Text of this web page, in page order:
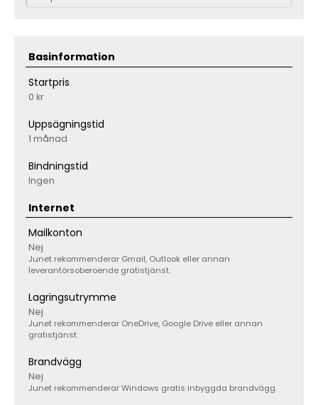
Basinformation
Startpris
0 kr
Uppsägningstid
1 månad
Bindningstid
Ingen
Internet
Mailkonton
Nej
Junet rekommenderar Gmail, Outlook eller annan
leverantörsoberoende gratistjänst.
Lagringsutrymme
Nej
Junet rekommenderar OneDrive, Google Drive eller annan
gratistjänst.
Brandvägg
Nej
Junet rekommenderar Windows gratis inbyggda brandvägg.